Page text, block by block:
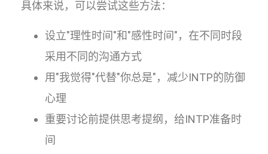
具体来说，可以尝试这些方法：
设立"理性时间"和"感性时间"，在不同时段
采用不同的沟通方式
用"我觉得"代替"你总是"，减少INTP的防御
心理
重要讨论前提供思考提纲，给INTP准备时
间